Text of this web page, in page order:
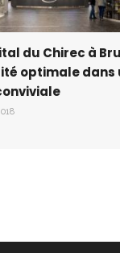
du Chirec à
optimale dans